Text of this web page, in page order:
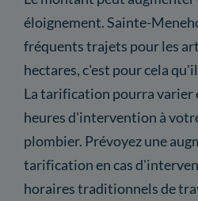
éloignement. Sainte-
fréquents trajets pour les
hectares, c'est pour cela
La tarification pourra varier
heures d'intervention à
plombier. Prévoyez une
tarification en cas
horaires traditionnels de